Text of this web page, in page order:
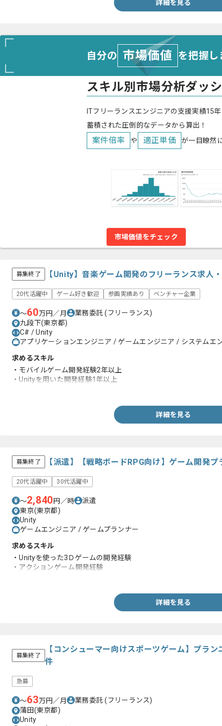
詳細を見る
自分の 市場価値 を把握
スキル別市場分析ダッ
ITフリーランスエンジニアの支援実績15
蓄積された圧倒的なデータから算出！
案件倍率 や 適正単価 が一目瞭然
市場価値をチェック
募集終了 【Unity】音楽ゲーム開発のフリーランス求人
20代活躍中 ゲーム好き歓迎 参画実績あり ベンチャー企業
〜60万円／月 業務委託(フリーランス)
九段下(東京都)
C# / Unity
アプリケーションエンジニア / ゲームエンジニア / システムエ
求めるスキル
・モバイルゲーム開発経験2年以上
・Unityを用いた開発経験1年以上
詳細を見る
募集終了 【派遣】【戦略ボードRPG向け】ゲーム開発
20代活躍中 30代活躍中
〜2,840円／時
派遣
東京(東京都)
Unity
ゲームエンジニア / ゲームプランナー
求めるスキル
・Unityを使った3Ｄゲームの開発経験
・アクションゲーム開発経験
詳細を見る
募集終了
【コンシューマー向けスポーツゲーム】プラ
件
急募
〜63万円／月 業務委託(フリーランス)
蒲田(東京都)
Unity